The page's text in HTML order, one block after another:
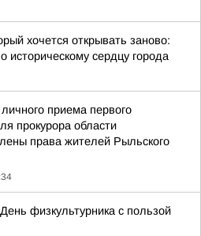
хочется открывать заново:
историческому сердцу города
приема первого
прокурора области
права жителей Рыльского
физкультурника с пользой